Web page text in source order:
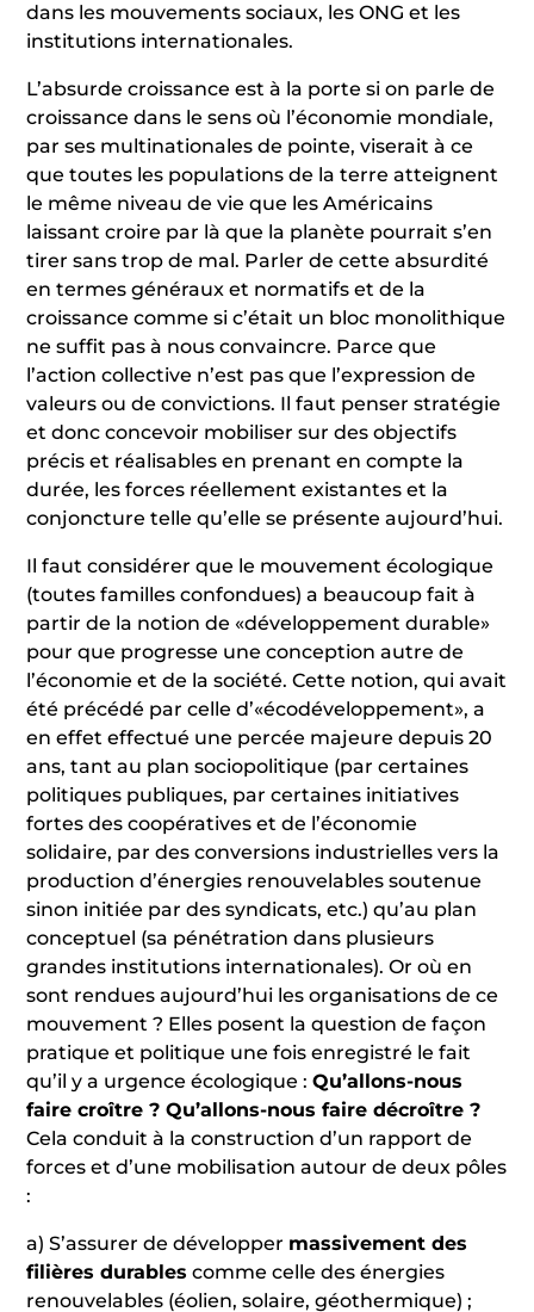
dans les mouvements sociaux, les ONG et les
institutions internationales.
L’absurde croissance est à la porte si on parle de
croissance dans le sens où l’économie mondiale,
par ses multinationales de pointe, viserait à ce
que toutes les populations de la terre atteignent
le même niveau de vie que les Américains
laissant croire par là que la planète pourrait s’en
tirer sans trop de mal. Parler de cette absurdité
en termes généraux et normatifs et de la
croissance comme si c’était un bloc monolithique
ne suffit pas à nous convaincre. Parce que
l’action collective n’est pas que l’expression de
valeurs ou de convictions. Il faut penser stratégie
et donc concevoir mobiliser sur des objectifs
précis et réalisables en prenant en compte la
durée, les forces réellement existantes et la
conjoncture telle qu’elle se présente aujourd’hui.
Il faut considérer que le mouvement écologique
(toutes familles confondues) a beaucoup fait à
partir de la notion de «développement durable»
pour que progresse une conception autre de
l’économie et de la société. Cette notion, qui avait
été précédé par celle d’«écodéveloppement», a
en effet effectué une percée majeure depuis 20
ans, tant au plan sociopolitique (par certaines
politiques publiques, par certaines initiatives
fortes des coopératives et de l’économie
solidaire, par des conversions industrielles vers la
production d’énergies renouvelables soutenue
sinon initiée par des syndicats, etc.) qu’au plan
conceptuel (sa pénétration dans plusieurs
grandes institutions internationales). Or où en
sont rendues aujourd’hui les organisations de ce
mouvement ? Elles posent la question de façon
pratique et politique une fois enregistré le fait
qu’il y a urgence écologique :Qu’allons-nous
faire croître ? Qu’allons-nous faire décroître ?
Cela conduit à la construction d’un rapport de
forces et d’une mobilisation autour de deux pôles
:
a) S’assurer de développer massivement des
filières durables comme celle des énergies
renouvelables (éolien, solaire, géothermique) ;